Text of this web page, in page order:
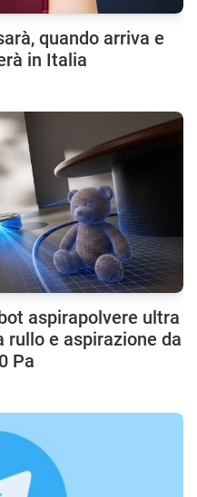
quando arriva e
in Italia
aspirapolvere ultra
rullo e aspirazione da
Pa